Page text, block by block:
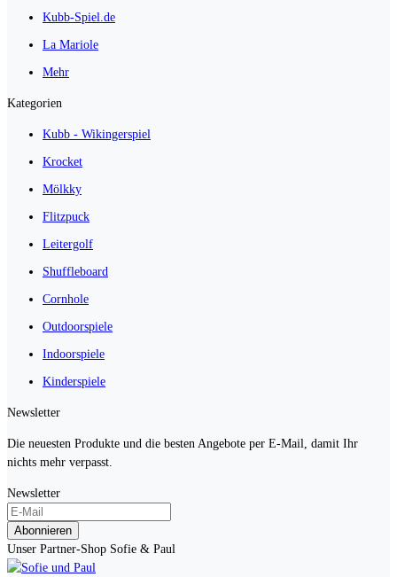
Kubb-Spiel.de
La Mariole
Mehr
Kategorien
Kubb - Wikingerspiel
Krocket
Mölkky
Flitzpuck
Leitergolf
Shuffleboard
Cornhole
Outdoorspiele
Indoorspiele
Kinderspiele
Newsletter
Die neuesten Produkte und die besten Angebote per E-Mail, damit Ihr
nichts mehr verpasst.
Newsletter
Abonnieren
Unser Partner-Shop Sofie & Paul